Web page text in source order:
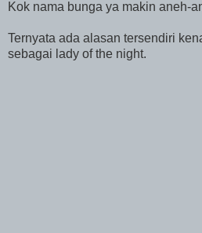
Kok nama bunga ya makin aneh-
Ternyata ada alasan tersendiri
sebagai lady of the night.